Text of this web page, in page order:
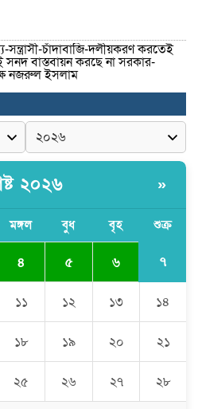
সন্ত্রাসী-চাঁদাবাজি-দলীয়করণ করতেই
সনদ বাস্তবায়ন করছে না সরকার-
নজরুল ইসলাম
ইজিবাইক চোরচক্রের ৩ সদস্য
বিপুল পরিমাণ যন্ত্রাংশ উদ্ধার
টংগীবাড়ীতে ৭ ফুট ৬ ইঞ্চি উচ্চতার
পর ঘণ্টা বিদ্যুৎহীন মৌলভীবাজার:
বিলে দিশেহারা গ্রাহক, তীব্র ক্ষোভ
‘প্রবাসী ওয়েলফেয়ার
২০২৬ »
মঙ্গল বুধ বৃহ শুক্র
৪ ৫ ৬ ৭
১১ ১২ ১৩ ১৪
১৮ ১৯ ২০ ২১
২৫ ২৬ ২৭ ২৮